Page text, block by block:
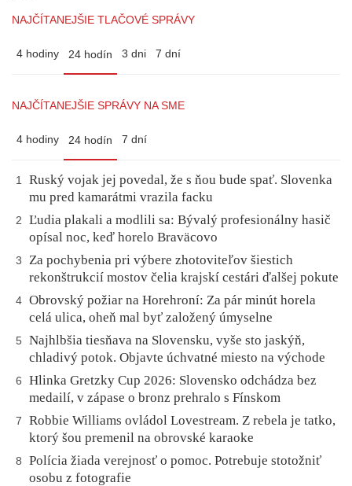
NAJČÍTANEJŠIE TLAČOVÉ SPRÁVY
4 hodiny 24 hodín 3 dni 7 dní
NAJČÍTANEJŠIE SPRÁVY NA SME
4 hodiny 24 hodín 7 dní
1
Ruský vojak jej povedal, že s ňou bude spať. Slovenka
mu pred kamarátmi vrazila facku
2
Ľudia plakali a modlili sa: Bývalý profesionálny hasič
opísal noc, keď horelo Braväcovo
3
Za pochybenia pri výbere zhotoviteľov šiestich
rekonštrukcií mostov čelia krajskí cestári ďalšej pokute
4 Obrovský požiar na Horehroní: Za pár minút horela
celá ulica, oheň mal byť založený úmyselne
5
Najhlbšia tiesňava na Slovensku, vyše sto jaskýň,
chladivý potok. Objavte úchvatné miesto na východe
6
Hlinka Gretzky Cup 2026: Slovensko odchádza bez
medailí, v zápase o bronz prehralo s Fínskom
7
Robbie Williams ovládol Lovestream. Z rebela je tatko,
ktorý šou premenil na obrovské karaoke
8
Polícia žiada verejnosť o pomoc. Potrebuje stotožniť
osobu z fotografie